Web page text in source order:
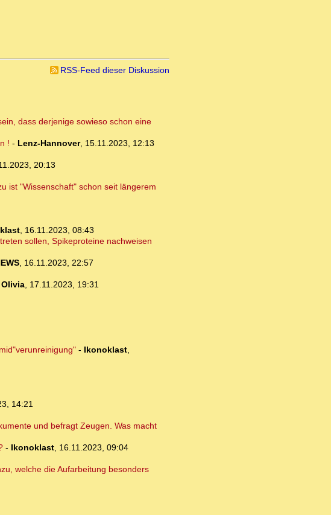
RSS-Feed dieser Diskussion
dass derjenige sowieso schon eine
! - Lenz-Hannover, 15.11.2023, 12:13
20:13
ist "Wissenschaft" schon seit längerem
, 16.11.2023, 08:43
sollen, Spikeproteine nachweisen
, 16.11.2023, 22:57
Olivia, 17.11.2023, 19:31
- Ikonoklast,
14:21
und befragt Zeugen. Was macht
- Ikonoklast, 16.11.2023, 09:04
welche die Aufarbeitung besonders